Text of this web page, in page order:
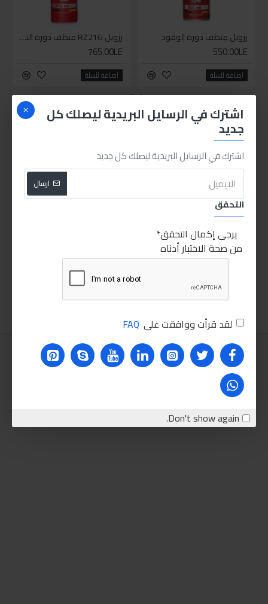
اشترك في الرسايل البريدية ليصلك كل
جديد
اشترك في الرسايل البريدية ليصلك كل جديد
ارسال
التحقق
يرجى إكمال التحقق
من صحة الاختبار أدناه
لقد قرأت ووافقت على FAQ
Don't show again.
رزويل منظف دورة الوقود
550.00LE
اضافة للسلة
رزويل RZ21G منظف دورة البنزين 5*1 300مل
765.00LE
اضافة للسلة
PEOPLE ALSO BOUGHT
رزويل منظف دورة الوقود
اضافة للسلة